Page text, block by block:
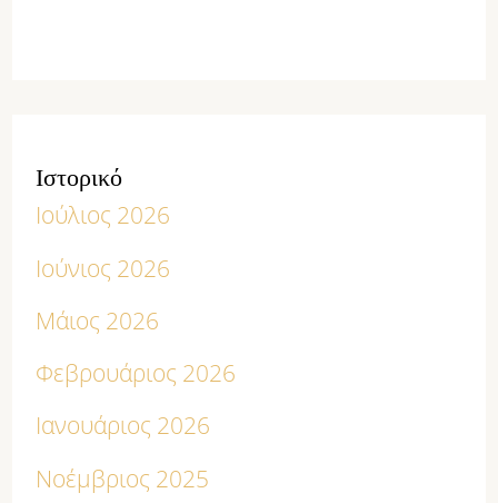
Ιστορικό
Ιούλιος 2026
Ιούνιος 2026
Μάιος 2026
Φεβρουάριος 2026
Ιανουάριος 2026
Νοέμβριος 2025